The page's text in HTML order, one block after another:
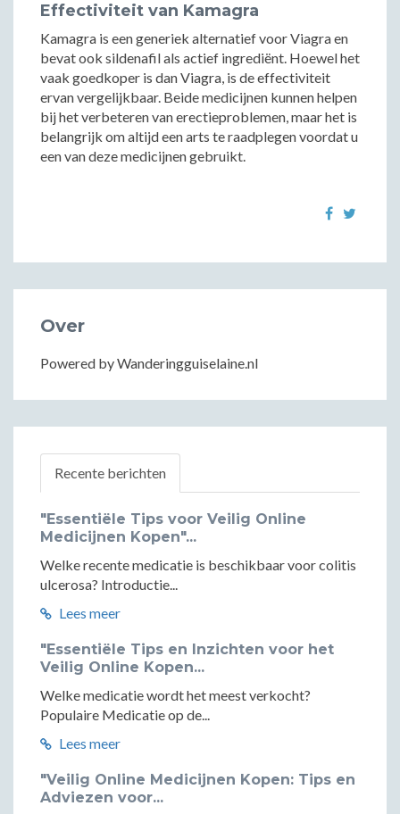
Effectiviteit van Kamagra
Kamagra is een generiek alternatief voor Viagra en
bevat ook sildenafil als actief ingrediënt. Hoewel het
vaak goedkoper is dan Viagra, is de effectiviteit
ervan vergelijkbaar. Beide medicijnen kunnen helpen
bij het verbeteren van erectieproblemen, maar het is
belangrijk om altijd een arts te raadplegen voordat u
een van deze medicijnen gebruikt.
Over
Powered by Wanderingguiselaine.nl
Recente berichten
"Essentiële Tips voor Veilig Online
Medicijnen Kopen"...
Welke recente medicatie is beschikbaar voor colitis
ulcerosa? Introductie...
Lees meer
"Essentiële Tips en Inzichten voor het
Veilig Online Kopen...
Welke medicatie wordt het meest verkocht?
Populaire Medicatie op de...
Lees meer
"Veilig Online Medicijnen Kopen: Tips en
Adviezen voor...